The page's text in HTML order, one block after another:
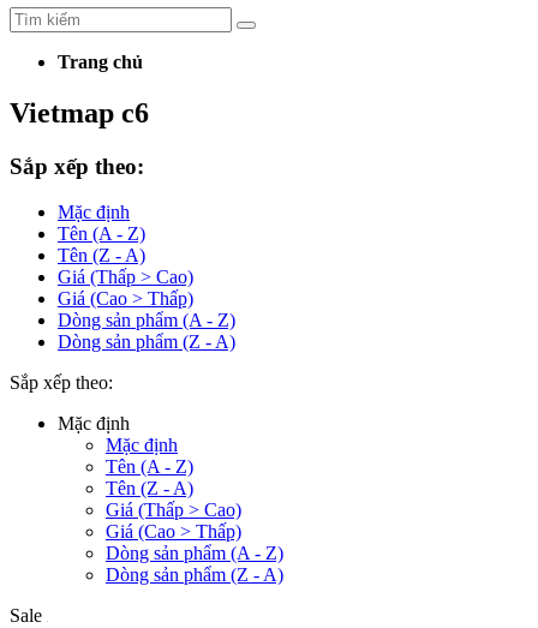
Trang chủ
Vietmap c6
Sắp xếp theo:
Mặc định
Tên (A - Z)
Tên (Z - A)
Giá (Thấp > Cao)
Giá (Cao > Thấp)
Dòng sản phẩm (A - Z)
Dòng sản phẩm (Z - A)
Sắp xếp theo:
Mặc định
Mặc định
Tên (A - Z)
Tên (Z - A)
Giá (Thấp > Cao)
Giá (Cao > Thấp)
Dòng sản phẩm (A - Z)
Dòng sản phẩm (Z - A)
Sale